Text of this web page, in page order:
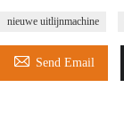
nieuwe uitlijnmachine
 Send Email